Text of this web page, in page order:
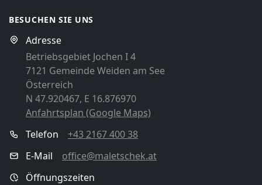
BESUCHEN SIE UNS
Adresse
Betriebsgebiet Jochen I 4
7121 Gemeinde Weiden am See
Österreich
N 47.920467, E 16.876970
Anfahrtsplan (Google Maps)
Telefon
+43 2167 400 38
E-Mail
office@maletschek.at
Öffnungszeiten